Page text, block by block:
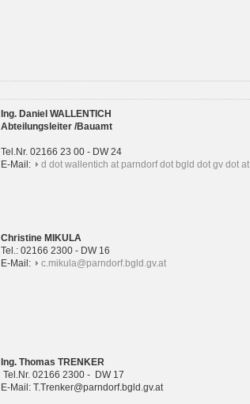
Ing. Daniel WALLENTICH
Abteilungsleiter /Bauamt
Tel.Nr. 02166 23 00 - DW 24
E-Mail:
d dot wallentich at parndorf dot bgld dot gv dot at
Christine MIKULA
Tel.: 02166 2300 - DW 16
E-Mail:
c.mikula@parndorf.bgld.gv.at
Ing. Thomas TRENKER
Tel.Nr. 02166 2300 - DW 17
E-Mail: T.Trenker@parndorf.bgld.gv.at